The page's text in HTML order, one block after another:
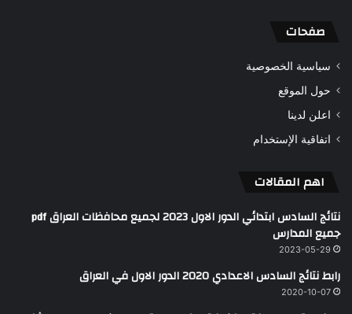
صفحات
سياسية الخصوصية
حول الموقع
اعلن لدينا
اتفاقية الإستخدام
اهم المقالات
نتائج السادس ابتدائي الدور الاول 2023 لجميع محافظات العراق pdf
جميع المدارس
2023-05-29
رابط نتائج السادس الاعدادي 2020 الدور الاول في العراق
2020-10-07